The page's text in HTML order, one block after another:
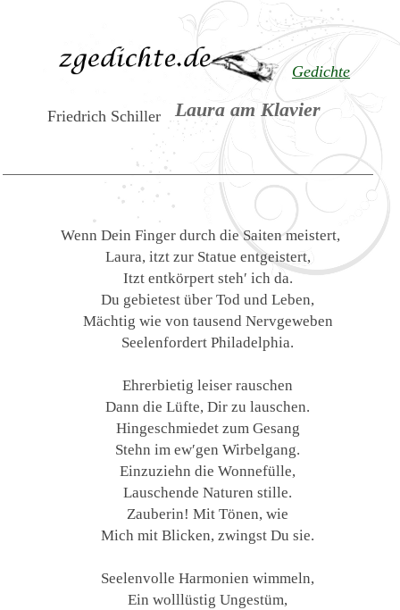
Gedichte
Laura am Klavier
Friedrich Schiller
Wenn Dein Finger durch die Saiten meistert,
Laura, itzt zur Statue entgeistert,
Itzt entkörpert steh′ ich da.
Du gebietest über Tod und Leben,
Mächtig wie von tausend Nervgeweben
Seelenfordert Philadelphia.
Ehrerbietig leiser rauschen
Dann die Lüfte, Dir zu lauschen.
Hingeschmiedet zum Gesang
Stehn im ew′gen Wirbelgang.
Einzuziehn die Wonnefülle,
Lauschende Naturen stille.
Zauberin! Mit Tönen, wie
Mich mit Blicken, zwingst Du sie.
Seelenvolle Harmonien wimmeln,
Ein wolllüstig Ungestüm,